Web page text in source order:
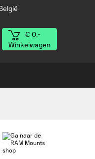
€ 0,-
Winkelwagen